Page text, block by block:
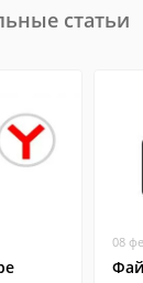
статьи
08